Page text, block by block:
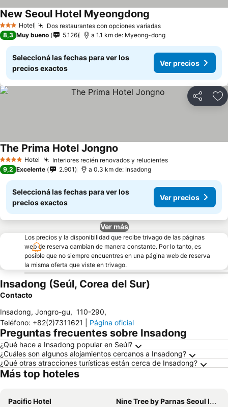
3 Estrellas
Hotel Dos restaurantes con opciones variadas
New Seoul Hotel Myeongdong
8,3 Muy bueno 5.126 a 1.1 km de: Myeong-dong
Seleccioná las fechas para ver los
precios exactos
Ver precios
Compartir
4 EstrellasHotel Interiores recién renovados y relucientes
The Prima Hotel Jongno
9,2 Excelente 2.901 a 0.3 km de: Insadong
Seleccioná las fechas para ver los
precios exactos
Ver precios
Ver más
Los precios y la disponibilidad que recibe trivago de las páginas
web de reserva cambian de manera constante. Por lo tanto, es
posible que no siempre encuentres en una página web de reserva
la misma oferta que viste en trivago.
Insadong (Seúl, Corea del Sur)
Contacto
Insadong, Jongro-gu, 110-290,
Teléfono: +82(2)7311621 Página oficial
Preguntas frecuentes sobre Insadong
¿Qué hace a Insadong popular en Seúl?
¿Cuáles son algunos alojamientos cercanos a Insadong?
¿Qué otras atracciones turísticas están cerca de Insadong?
Más top hoteles
Pacific Hotel
Nine Tree by Parnas Seoul Insadong